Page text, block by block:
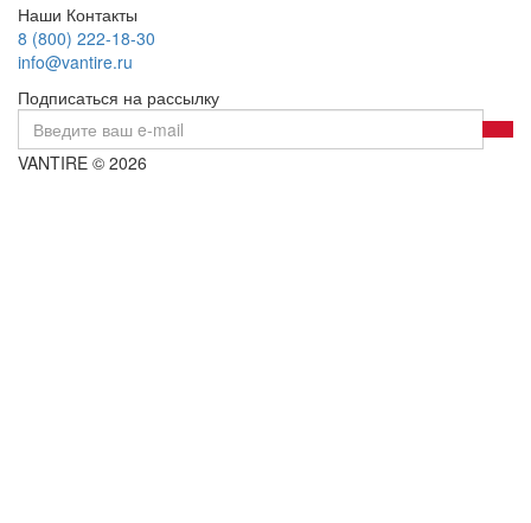
Наши Контакты
8 (800) 222-18-30
info@vantire.ru
Подписаться на рассылку
VANTIRE © 2026